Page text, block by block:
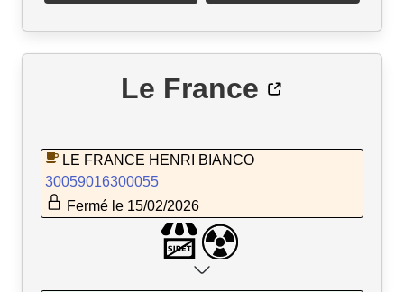
Le France
LE FRANCE HENRI BIANCO
30059016300055
Fermé le 15/02/2026